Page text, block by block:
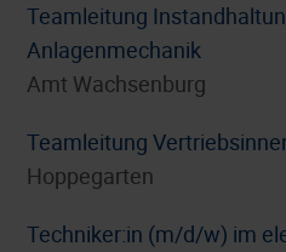
Teamleitung
Anlagenmechanik
Amt Wachsenburg
Teamleitung
Hoppegarten
Techniker:in (m/d/w) im